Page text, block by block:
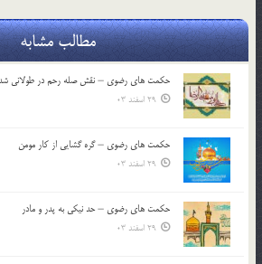
مطالب مشابه
حکمت های رضوی – نقش صله رحم در طولانی
29 اسفند 03
حکمت های رضوی – گره گشایی از کار مومن
29 اسفند 03
حکمت های رضوی – حد نیکی به پدر و مادر
29 اسفند 03